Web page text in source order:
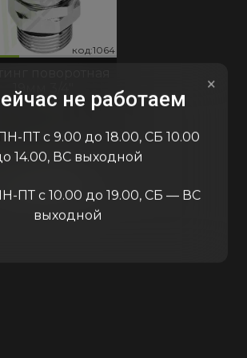
код:3868
код:1064
19мм 3/4"
6.000
×
не работаем
ПТ с 9.00 до 18.00, СБ 10.00
14.00, ВС выходной
ПТ с 10.00 до 19.00, СБ — ВС
выходной